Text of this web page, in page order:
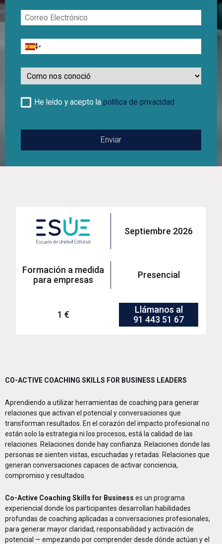
Correo
Electrónico
Teléfono
Como
nos
He leído y acepto la política de privacidad
Septiembre 2026
Formación a medida
para empresas
Presencial
1 €
Llámanos al
91 443 51 67
CO-ACTIVE COACHING SKILLS FOR BUSINESS LEADERS
Aprendiendo a utilizar herramientas de coaching para generar
relaciones que activan el potencial y conversaciones que
transforman resultados. En el corazón del impacto profesional no
están solo la estrategia ni los procesos, está la calidad de las
relaciones. Relaciones donde hay confianza. Relaciones donde las
personas se sienten vistas, escuchadas y retadas. Relaciones que
generan conversaciones capaces de activar conciencia,
compromiso y resultados.
Co-Active Coaching Skills for Business es un programa
experiencial donde los participantes desarrollan habilidades
profundas de coaching aplicadas a conversaciones profesionales,
para generar mayor claridad, responsabilidad y activación de
potencial — empezando por comprender desde dónde actúan y el